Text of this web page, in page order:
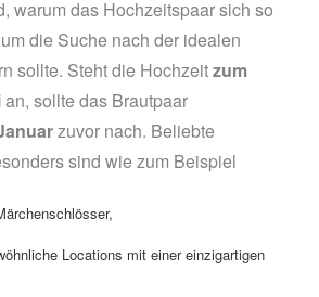
warum das Hochzeitspaar sich so
die Suche nach der idealen
sollte. Steht die Hochzeitzum
an, sollte das Brautpaar
zuvor nach. Beliebte
sind wie zum Beispiel
Locations mit einer einzigartigen